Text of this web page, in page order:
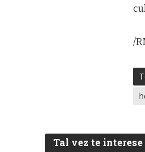
/
Tal vez te interese